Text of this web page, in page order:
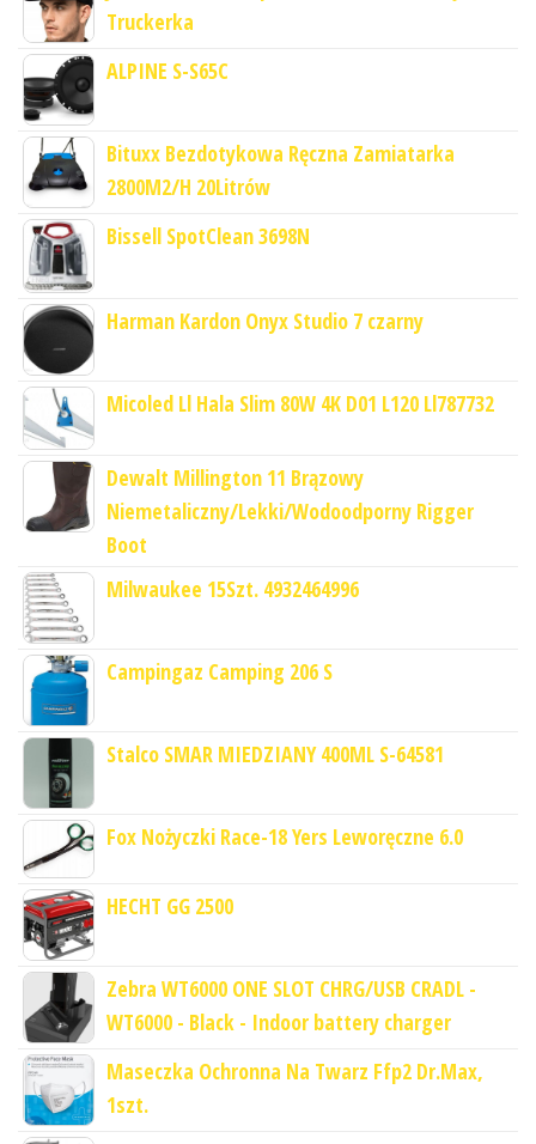
Truckerka
ALPINE S-S65C
Bituxx Bezdotykowa Ręczna Zamiatarka
2800M2/H 20Litrów
Bissell SpotClean 3698N
Harman Kardon Onyx Studio 7 czarny
Micoled Ll Hala Slim 80W 4K D01 L120 Ll787732
Dewalt Millington 11 Brązowy
Niemetaliczny/Lekki/Wodoodporny Rigger
Boot
Milwaukee 15Szt. 4932464996
Campingaz Camping 206 S
Stalco SMAR MIEDZIANY 400ML S-64581
Fox Nożyczki Race-18 Yers Leworęczne 6.0
HECHT GG 2500
Zebra WT6000 ONE SLOT CHRG/USB CRADL -
WT6000 - Black - Indoor battery charger
Maseczka Ochronna Na Twarz Ffp2 Dr.Max,
1szt.